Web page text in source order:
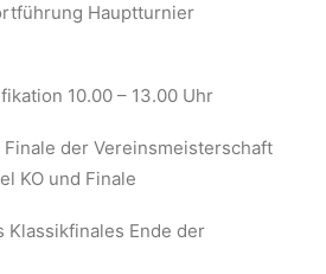
Hauptturnier
10.00 – 13.00 Uhr
Finale der Vereinsmeisterschaft
KO und Finale
Klassikfinales Ende der